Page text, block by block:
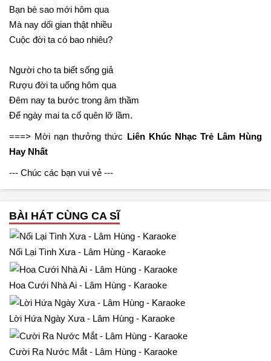
Bạn bè sao mới hôm qua
Mà nay dối gian thật nhiều
Cuộc đời ta có bao nhiêu?
Người cho ta biết sống giả
Rượu đời ta uống hôm qua
Đêm nay ta bước trong âm thầm
Để ngày mai ta cố quên lỡ lầm.
===> Mời nạn thưởng thức Liên Khúc Nhạc Trẻ Lâm Hùng
Hay Nhất
--- Chúc các bạn vui vẻ ---
BÀI HÁT CÙNG CA SĨ
Nối Lại Tình Xưa - Lâm Hùng - Karaoke
Hoa Cưới Nhà Ai - Lâm Hùng - Karaoke
Lời Hứa Ngày Xưa - Lâm Hùng - Karaoke
Cười Ra Nước Mắt - Lâm Hùng - Karaoke